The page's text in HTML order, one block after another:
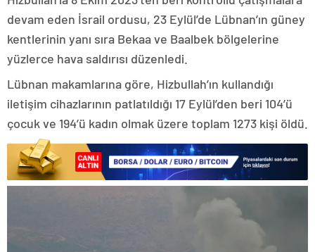
devam eden İsrail ordusu, 23 Eylül’de Lübnan’ın güney
kentlerinin yanı sıra Bekaa ve Baalbek bölgelerine
yüzlerce hava saldırısı düzenledi.
Lübnan makamlarına göre, Hizbullah’ın kullandığı
iletişim cihazlarının patlatıldığı 17 Eylül’den beri 104’ü
çocuk ve 194’ü kadın olmak üzere toplam 1273 kişi öldü.